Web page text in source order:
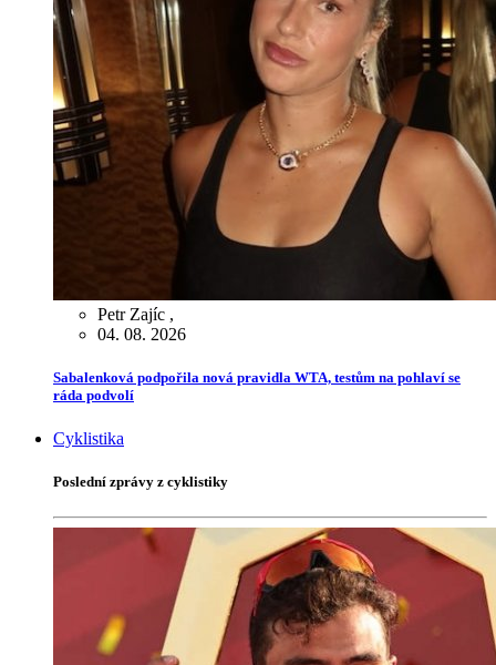
Petr Zajíc ,
04. 08. 2026
Sabalenková podpořila nová pravidla WTA, testům na pohlaví se
ráda podvolí
Cyklistika
Poslední zprávy z cyklistiky